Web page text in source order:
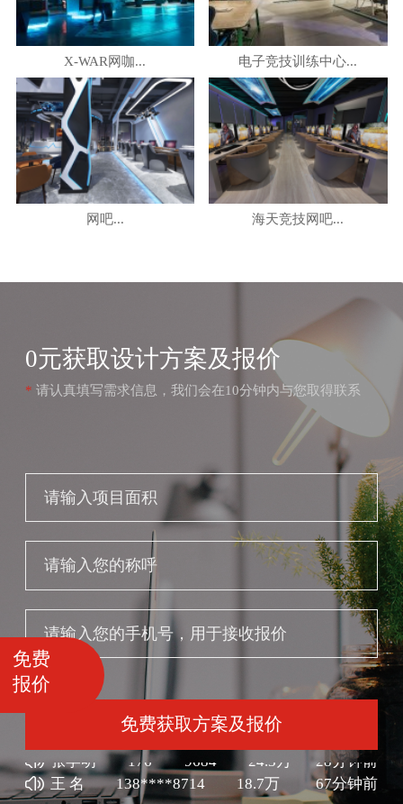
X-WAR网咖... 电子竞技训练中心...
网吧... 海天竞技网吧...
0元获取设计方案及报价
* 请认真填写需求信息，我们会在10分钟内与您取得联系
免费获取方案及报价
王 名 138****8714 18.7万
67分钟前
免费
报价